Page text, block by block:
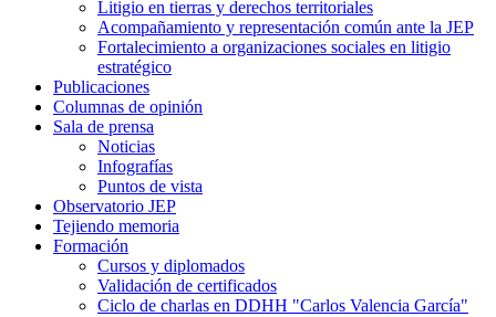
Litigio en tierras y derechos territoriales
Acompañamiento y representación común ante la JEP
Fortalecimiento a organizaciones sociales en litigio
estratégico
Publicaciones
Columnas de opinión
Sala de prensa
Noticias
Infografías
Puntos de vista
Observatorio JEP
Tejiendo memoria
Formación
Cursos y diplomados
Validación de certificados
Ciclo de charlas en DDHH "Carlos Valencia García"